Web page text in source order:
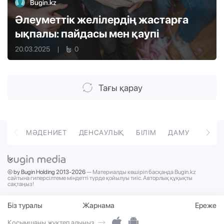
Bugin.kz
Әлеуметтік желілердің жастарға
ықпалы: пайдасы мен қаупі
20.03.2025 | 0
Тағы қарау
МӘДЕНИЕТ ДЕНСАУЛЫҚ БІЛІМ ДАМУ
© by Bugin Holding 2013-2026— Материалды көшіріп басқанда Bugin.kz
сайтына гиперсілтеме міндетті түрде қойылуы тиіс. Авторлық құқықты
сақтаңыз!
Біз туралы Жарнама Ереже
Қосымшаны жүктеп алыңыз